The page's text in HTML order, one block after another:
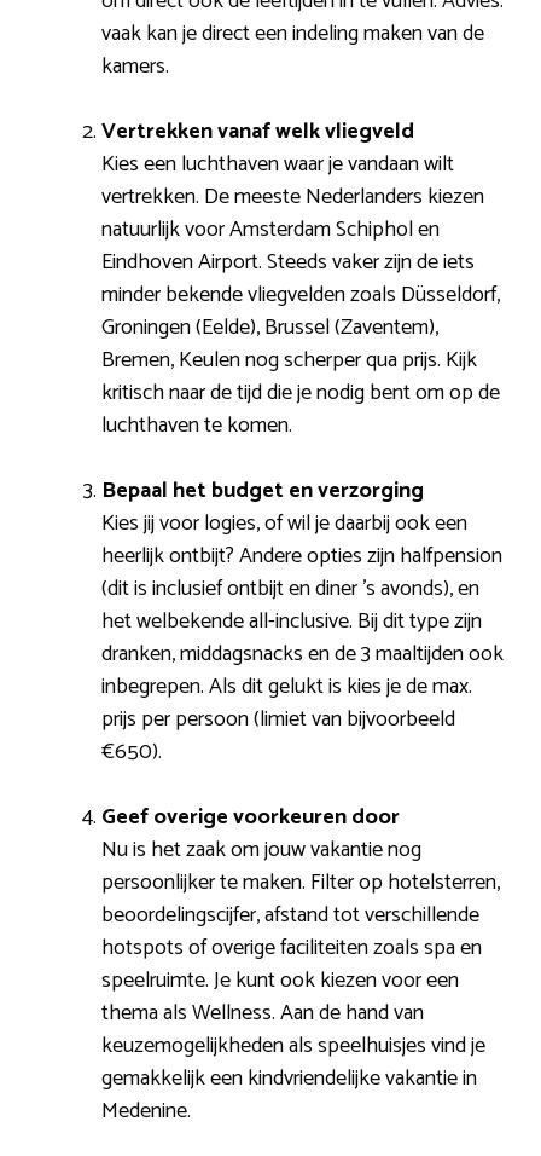
vaak kan je direct een indeling maken van de
kamers.
Vertrekken vanaf welk vliegveld
Kies een luchthaven waar je vandaan wilt
vertrekken. De meeste Nederlanders kiezen
natuurlijk voor Amsterdam Schiphol en
Eindhoven Airport. Steeds vaker zijn de iets
minder bekende vliegvelden zoals Düsseldorf,
Groningen (Eelde), Brussel (Zaventem),
Bremen, Keulen nog scherper qua prijs. Kijk
kritisch naar de tijd die je nodig bent om op de
luchthaven te komen.
Bepaal het budget en verzorging
Kies jij voor logies, of wil je daarbij ook een
heerlijk ontbijt? Andere opties zijn halfpension
(dit is inclusief ontbijt en diner ’s avonds), en
het welbekende all-inclusive. Bij dit type zijn
dranken, middagsnacks en de 3 maaltijden ook
inbegrepen. Als dit gelukt is kies je de max.
prijs per persoon (limiet van bijvoorbeeld
€650).
Geef overige voorkeuren door
Nu is het zaak om jouw vakantie nog
persoonlijker te maken. Filter op hotelsterren,
beoordelingscijfer, afstand tot verschillende
hotspots of overige faciliteiten zoals spa en
speelruimte. Je kunt ook kiezen voor een
thema als Wellness. Aan de hand van
keuzemogelijkheden als speelhuisjes vind je
gemakkelijk een kindvriendelijke vakantie in
Medenine.